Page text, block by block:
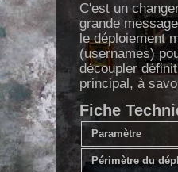
C'est un
grande
le déploiement
(usernames)
découpler
principal, à
Fiche
Paramètre
Périmètre du